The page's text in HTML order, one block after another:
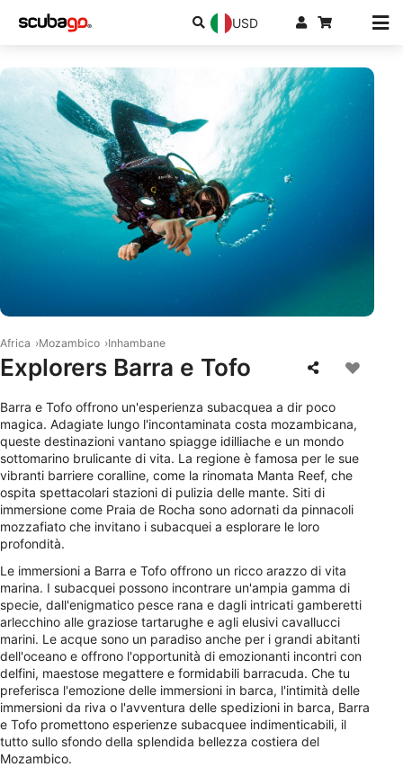
USD
Africa Mozambico Inhambane
Explorers Barra e Tofo
Barra e Tofo offrono un'esperienza subacquea a dir poco
magica. Adagiate lungo l'incontaminata costa mozambicana,
queste destinazioni vantano spiagge idilliache e un mondo
sottomarino brulicante di vita. La regione è famosa per le sue
vibranti barriere coralline, come la rinomata Manta Reef, che
ospita spettacolari stazioni di pulizia delle mante. Siti di
immersione come Praia de Rocha sono adornati da pinnacoli
mozzafiato che invitano i subacquei a esplorare le loro
profondità.
Le immersioni a Barra e Tofo offrono un ricco arazzo di vita
marina. I subacquei possono incontrare un'ampia gamma di
specie, dall'enigmatico pesce rana e dagli intricati gamberetti
arlecchino alle graziose tartarughe e agli elusivi cavallucci
marini. Le acque sono un paradiso anche per i grandi abitanti
dell'oceano e offrono l'opportunità di emozionanti incontri con
delfini, maestose megattere e formidabili barracuda. Che tu
preferisca l'emozione delle immersioni in barca, l'intimità delle
immersioni da riva o l'avventura delle spedizioni in barca, Barra
e Tofo promettono esperienze subacquee indimenticabili, il
tutto sullo sfondo della splendida bellezza costiera del
Mozambico.